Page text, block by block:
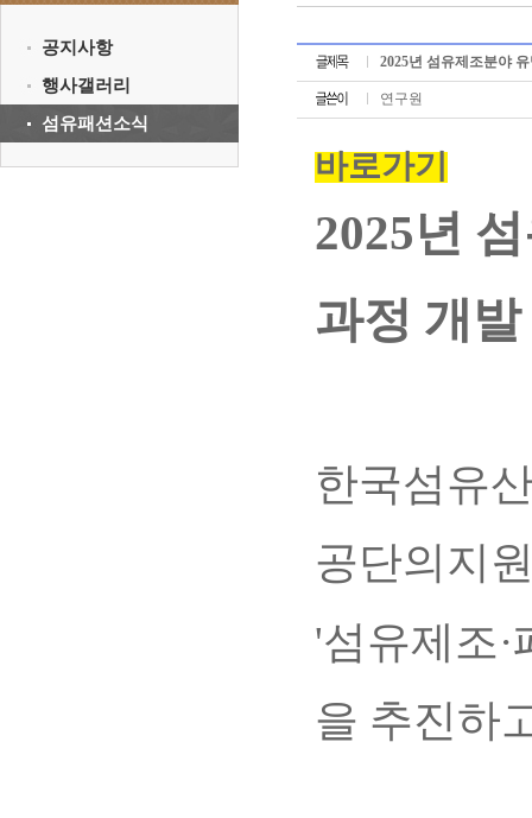
공지사항
행사갤러리
섬유패션소식
2025년 섬유제조분야
연구원
바로가기
2025년
과정 개
한국섬유
공단의지
'섬유제조
을 추진하